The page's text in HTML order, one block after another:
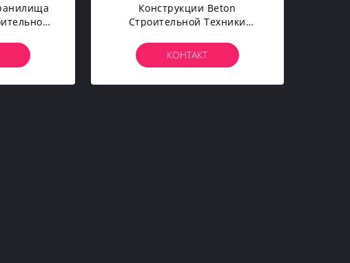
Конструкции Beton
Строительной Техники
Серии Коммерчески
Конкретный
КОНТАКТ